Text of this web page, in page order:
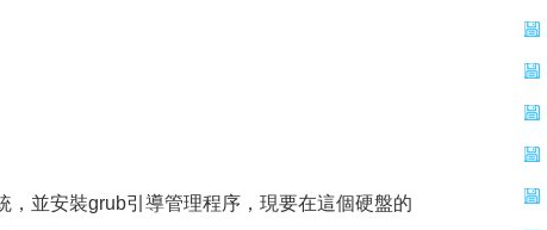
並安裝grub引導管理程序，現要在這個硬盤的